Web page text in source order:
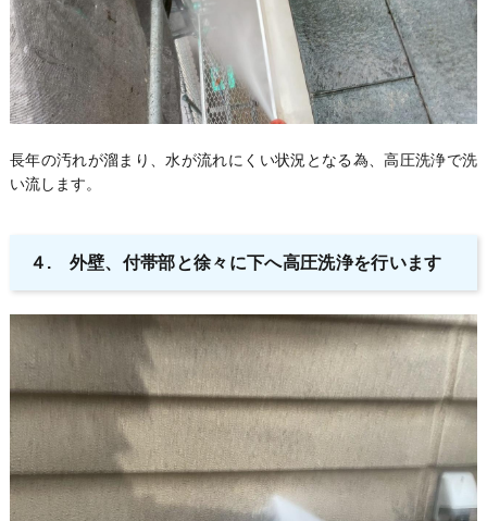
長年の汚れが溜まり、水が流れにくい状況となる為、高圧洗浄で洗
い流します。
４. 外壁、付帯部と徐々に下へ高圧洗浄を行います